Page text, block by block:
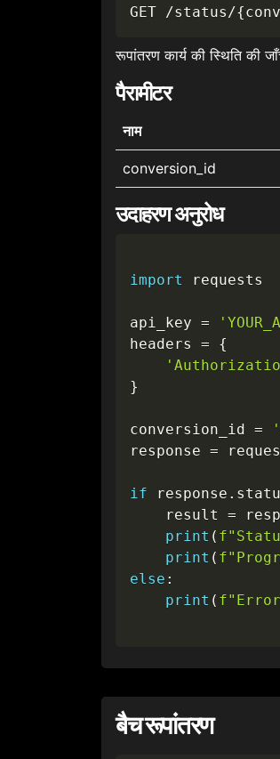
GET /status/{
रूपांतरण कार्य की स्थिति की
पैरामीटर
नाम
conversion_id
उदाहरण अनुरोध
import requests
api_key =
headers =
{
}
conversion_id =
response =
if response .
    result
=
print (
print (
else :
print (
बैच रूपांतरण